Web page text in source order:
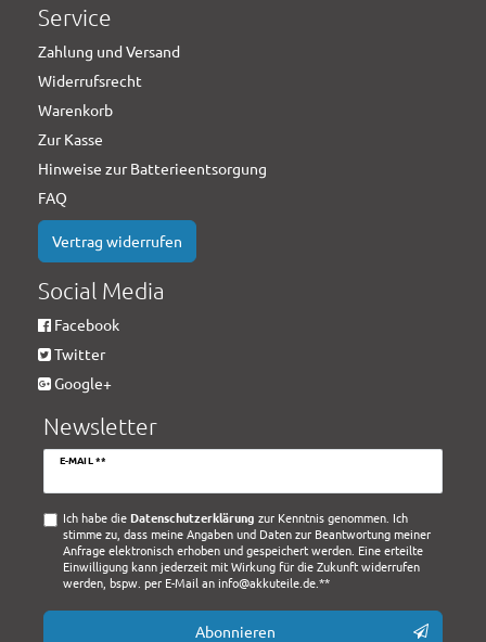
Service
Zahlung und Versand
Widerrufsrecht
Warenkorb
Zur Kasse
Hinweise zur Batterieentsorgung
FAQ
Vertrag widerrufen
Social Media
Facebook
Twitter
Google+
Newsletter
E-MAIL **
Newsletter
Ich habe die Daten­schutz­erklärung zur Kenntnis genommen. Ich
stimme zu, dass meine Angaben und Daten zur Beantwortung meiner
Anfrage elektronisch erhoben und gespeichert werden. Eine erteilte
Einwilligung kann jederzeit mit Wirkung für die Zukunft widerrufen
werden, bspw. per E-Mail an info@akkuteile.de.**
Abonnieren